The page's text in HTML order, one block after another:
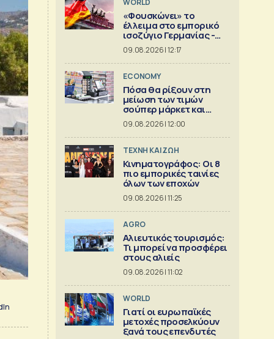
WORLD
«Φουσκώνει» το
έλλειμα στο εμπορικό
ισοζύγιο Γερμανίας -
Κίνας
09.08.2026 | 12:17
ECONOMY
Πόσα θα ρίξουν στη
μείωση των τιμών
σούπερ μάρκετ και
βιομηχανία
09.08.2026 | 12:00
TΕΧΝΗ ΚΑΙ ΖΩΗ
Κινηματογράφος: Οι 8
πιο εμπορικές ταινίες
όλων των εποχών
09.08.2026 | 11:25
AGRO
Αλιευτικός τουρισμός:
Τι μπορεί να προσφέρει
στους αλιείς
09.08.2026 | 11:02
WORLD
Γιατί οι ευρωπαϊκές
μετοχές προσελκύουν
ξανά τους επενδυτές